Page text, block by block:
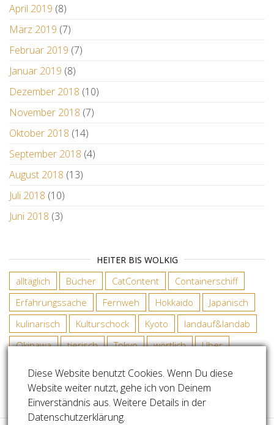
April 2019 (8)
März 2019 (7)
Februar 2019 (7)
Januar 2019 (8)
Dezember 2018 (10)
November 2018 (7)
Oktober 2018 (14)
September 2018 (4)
August 2018 (13)
Juli 2018 (10)
Juni 2018 (3)
HEITER BIS WOLKIG
alltäglich Bücher CatContent
Containerschiff
Erfahrungssache
Fernweh Hokkaido
Japanisch
kulinarisch
Kulturschock Kyoto
landauf&landab
Okinawa
tierisch Tokyo wörtlich Über
COPYRIGHT SABINE RADDATZ
Diese Website benutzt Cookies. Wenn Du diese
Website weiter nutzt, gehe ich von Deinem
Einverständnis aus. Weitere Details in der
Datenschutzerklärung.